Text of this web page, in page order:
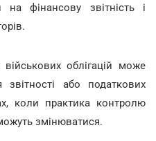
фінансову звітність і
військових облігацій може
або податкових
коли практика контролю
змінюватися.